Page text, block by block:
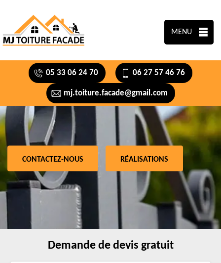
MENU
05 33 06 24 70 06 27 57 46 76
mj.toiture.facade@gmail.com
CONTACTEZ-NOUS RÉALISATIONS
Demande de devis gratuit